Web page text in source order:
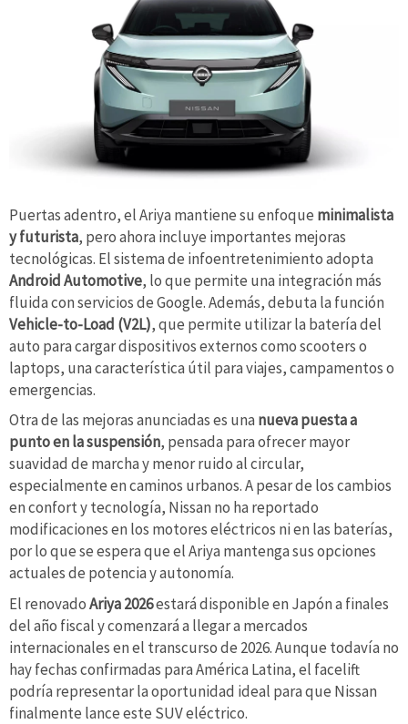
Puertas adentro, el Ariya mantiene su enfoque minimalista
y futurista, pero ahora incluye importantes mejoras
tecnológicas. El sistema de infoentretenimiento adopta
Android Automotive, lo que permite una integración más
fluida con servicios de Google. Además, debuta la función
Vehicle-to-Load (V2L), que permite utilizar la batería del
auto para cargar dispositivos externos como scooters o
laptops, una característica útil para viajes, campamentos o
emergencias.
Otra de las mejoras anunciadas es una nueva puesta a
punto en la suspensión, pensada para ofrecer mayor
suavidad de marcha y menor ruido al circular,
especialmente en caminos urbanos. A pesar de los cambios
en confort y tecnología, Nissan no ha reportado
modificaciones en los motores eléctricos ni en las baterías,
por lo que se espera que el Ariya mantenga sus opciones
actuales de potencia y autonomía.
El renovadoAriya 2026estará disponible en Japón a finales
del año fiscal y comenzará a llegar a mercados
internacionales en el transcurso de 2026. Aunque todavía no
hay fechas confirmadas para América Latina, el facelift
podría representar la oportunidad ideal para que Nissan
finalmente lance este SUV eléctrico.